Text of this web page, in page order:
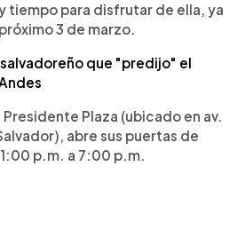
tiempo para disfrutar de ella, ya
3 de marzo.
que "predijo" el
Plaza (ubicado en av.
abre sus puertas de
p.m. a 7:00 p.m.